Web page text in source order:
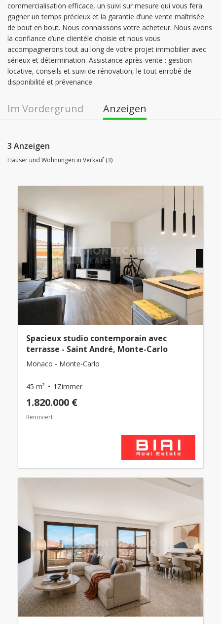
commercialisation efficace, un suivi sur mesure qui vous fera
gagner un temps précieux et la garantie d’une vente maîtrisée
de bout en bout. Nous connaissons votre acheteur. Nous avons
la confiance d’une clientèle choisie et nous vous
accompagnerons tout au long de votre projet immobilier avec
sérieux et détermination. Assistance après-vente : gestion
locative, conseils et suivi de rénovation, le tout enrobé de
disponibilité et prévenance.
Im Vordergrund Anzeigen
3 Anzeigen
Häuser und Wohnungen in Verkauf (3)
Spacieux studio contemporain avec
terrasse - Saint André, Monte-Carlo
Monaco - Monte-Carlo
45 m² 1Zimmer
1.820.000 €
Renoviert